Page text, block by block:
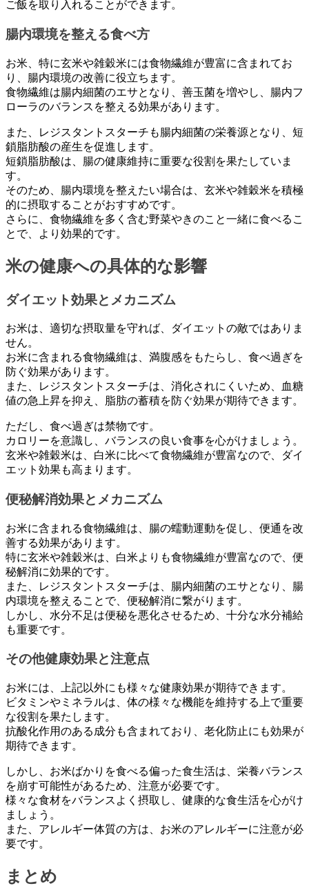
ご飯を取り入れることができます。
腸内環境を整える食べ方
お米、特に玄米や雑穀米には食物繊維が豊富に含まれてお
り、腸内環境の改善に役立ちます。
食物繊維は腸内細菌のエサとなり、善玉菌を増やし、腸内フ
ローラのバランスを整える効果があります。
また、レジスタントスターチも腸内細菌の栄養源となり、短
鎖脂肪酸の産生を促進します。
短鎖脂肪酸は、腸の健康維持に重要な役割を果たしていま
す。
そのため、腸内環境を整えたい場合は、玄米や雑穀米を積極
的に摂取することがおすすめです。
さらに、食物繊維を多く含む野菜やきのこと一緒に食べるこ
とで、より効果的です。
米の健康への具体的な影響
ダイエット効果とメカニズム
お米は、適切な摂取量を守れば、ダイエットの敵ではありま
せん。
お米に含まれる食物繊維は、満腹感をもたらし、食べ過ぎを
防ぐ効果があります。
また、レジスタントスターチは、消化されにくいため、血糖
値の急上昇を抑え、脂肪の蓄積を防ぐ効果が期待できます。
ただし、食べ過ぎは禁物です。
カロリーを意識し、バランスの良い食事を心がけましょう。
玄米や雑穀米は、白米に比べて食物繊維が豊富なので、ダイ
エット効果も高まります。
便秘解消効果とメカニズム
お米に含まれる食物繊維は、腸の蠕動運動を促し、便通を改
善する効果があります。
特に玄米や雑穀米は、白米よりも食物繊維が豊富なので、便
秘解消に効果的です。
また、レジスタントスターチは、腸内細菌のエサとなり、腸
内環境を整えることで、便秘解消に繋がります。
しかし、水分不足は便秘を悪化させるため、十分な水分補給
も重要です。
その他健康効果と注意点
お米には、上記以外にも様々な健康効果が期待できます。
ビタミンやミネラルは、体の様々な機能を維持する上で重要
な役割を果たします。
抗酸化作用のある成分も含まれており、老化防止にも効果が
期待できます。
しかし、お米ばかりを食べる偏った食生活は、栄養バランス
を崩す可能性があるため、注意が必要です。
様々な食材をバランスよく摂取し、健康的な食生活を心がけ
ましょう。
また、アレルギー体質の方は、お米のアレルギーに注意が必
要です。
まとめ